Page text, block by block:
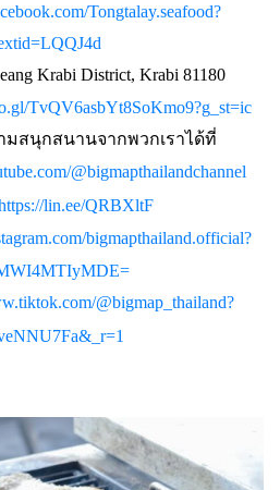
Tongtalay.seafood?
Krabi District, Krabi 81180
TvQV6asbYt8SoKmo9?g_st=ic
มสนุกสนานจากพวกเราได้ที่
@bigmapthailandchannel
lin.ee/QRBXltF
bigmapthailand.official?
@bigmap_thailand?